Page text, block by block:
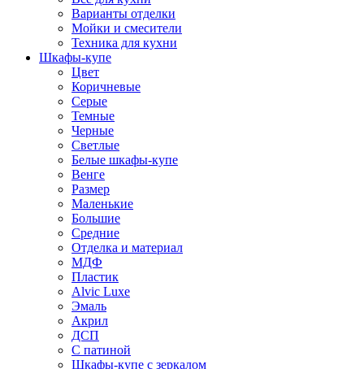
Варианты отделки
Мойки и смесители
Техника для кухни
Шкафы-купе
Цвет
Коричневые
Серые
Темные
Черные
Светлые
Белые шкафы-купе
Венге
Размер
Маленькие
Большие
Средние
Отделка и материал
МДФ
Пластик
Alvic Luxe
Эмаль
Акрил
ДСП
С патиной
Шкафы-купе с зеркалом